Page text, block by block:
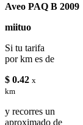
Aveo PAQ B 2009
miituo
Si tu tarifa
por km es de
$ 0.42 x
km
y recorres un
aproximado de